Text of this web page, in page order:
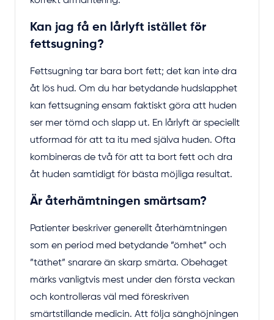
Kan jag få en lårlyft istället för
fettsugning?
Fettsugning tar bara bort fett; det kan inte dra
åt lös hud. Om du har betydande hudslapphet
kan fettsugning ensam faktiskt göra att huden
ser mer tömd och slapp ut. En lårlyft är speciellt
utformad för att ta itu med själva huden. Ofta
kombineras de två för att ta bort fett och dra
åt huden samtidigt för bästa möjliga resultat.
Är återhämtningen smärtsam?
Patienter beskriver generellt återhämtningen
som en period med betydande ”ömhet” och
”täthet” snarare än skarp smärta. Obehaget
märks vanligtvis mest under den första veckan
och kontrolleras väl med föreskriven
smärtstillande medicin. Att följa sänghöjningen